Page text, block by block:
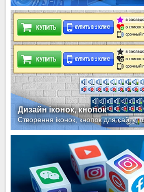
Дизайн іконок, кнопок
Створення іконок, кнопок для сайту,